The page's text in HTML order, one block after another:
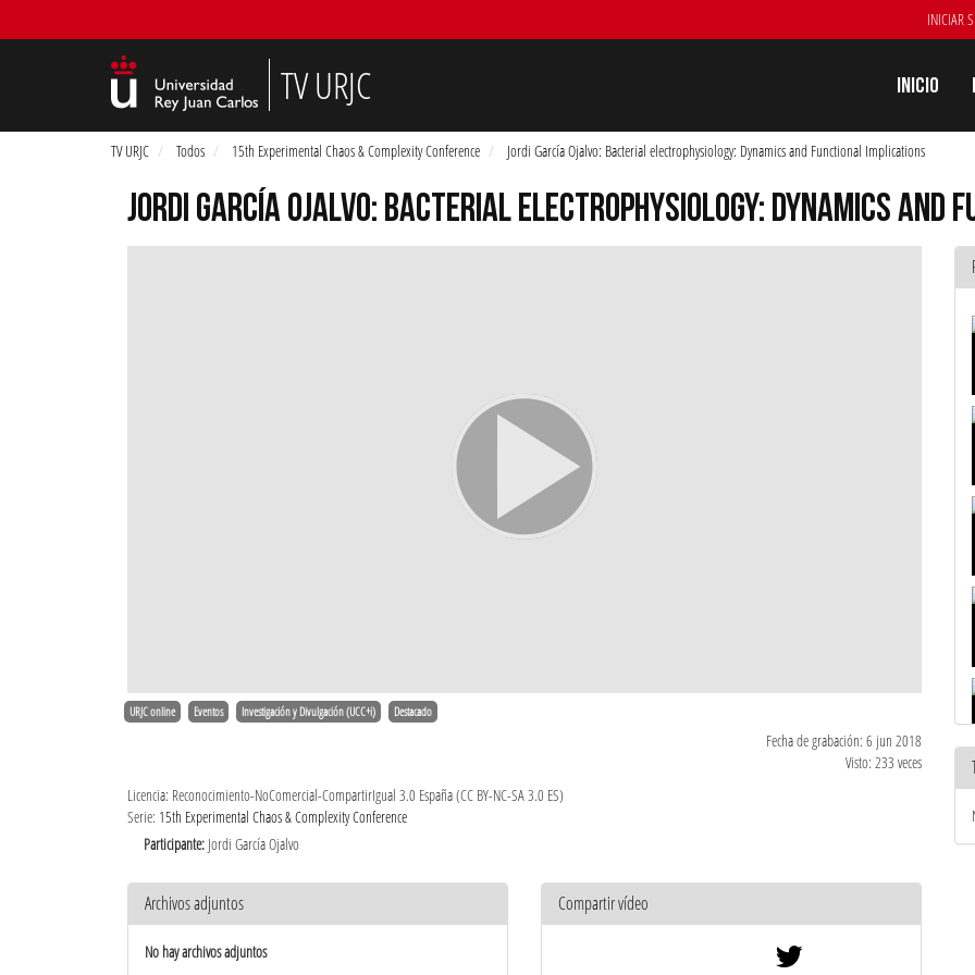
INICIAR
TV URJC Inicio
TV URJC Todos 15th Experimental Chaos & Complexity Conference Jordi García Ojalvo: Bacterial electrophysiology: Dynamics and Functional Implications
JORDI GARCÍA OJALVO: BACTERIAL ELECTROPHYSIOLOGY: DYNAMICS AND
URJC online Eventos Investigación y Divulgación (UCC+i) Destacado
Fecha de grabación: 6 jun 2018
Visto: 233 veces
Licencia: Reconocimiento-NoComercial-CompartirIgual 3.0 España (CC BY-NC-SA 3.0 ES)
Serie: 15th Experimental Chaos & Complexity Conference
Participante: Jordi García Ojalvo
Archivos adjuntos
No hay archivos adjuntos
Compartir vídeo